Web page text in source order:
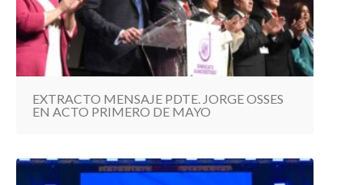
EXTRACTO MENSAJE PDTE. JORGE OSSES
EN ACTO PRIMERO DE MAYO